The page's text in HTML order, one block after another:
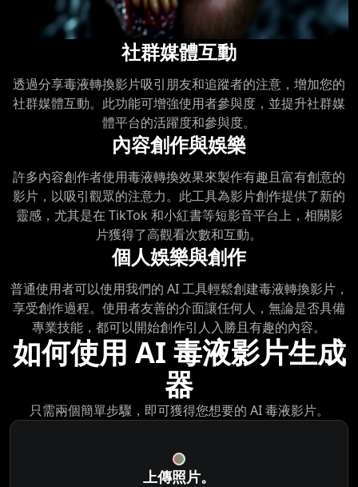
社群媒體互動
透過分享毒液轉換影片吸引朋友和追蹤者的注意，增加您的
社群媒體互動。此功能可增強使用者參與度，並提升社群媒
體平台的活躍度和參與度。
內容創作與娛樂
許多內容創作者使用毒液轉換效果來製作有趣且富有創意的
影片，以吸引觀眾的注意力。此工具為影片創作提供了新的
靈感，尤其是在 TikTok 和小紅書等短影音平台上，相關影
片獲得了高觀看次數和互動。
個人娛樂與創作
普通使用者可以使用我們的 AI 工具輕鬆創建毒液轉換影片，
享受創作過程。使用者友善的介面讓任何人，無論是否具備
專業技能，都可以開始創作引人入勝且有趣的內容。
如何使用 AI 毒液影片生成
器
只需兩個簡單步驟，即可獲得您想要的 AI 毒液影片。
上傳照片。